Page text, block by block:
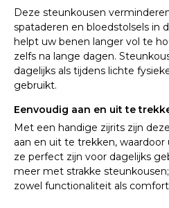
Deze steunkousen
spataderen en bloedstolsels in
helpt uw benen langer vol te
zelfs na lange dagen.
dagelijks als tijdens lichte
gebruikt.
Eenvoudig aan en uit te
Met een handige zijrits zijn
aan en uit te trekken,
ze perfect zijn voor dagelijks
meer met strakke
zowel functionaliteit als